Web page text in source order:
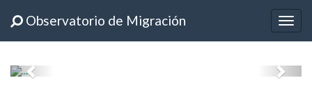
Observatorio de Migración
Previous Next